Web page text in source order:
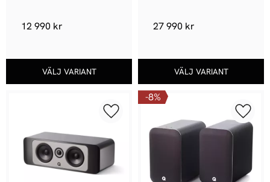
12 990 kr 27 990 kr
Lägg till i favoriter
8%
Lägg